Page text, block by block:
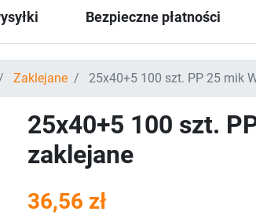
Bezpieczne płatności
Zaklejane 25x40+5 100 szt. PP 25 mik
25x40+5 100 szt.
zaklejane
36,56 zł